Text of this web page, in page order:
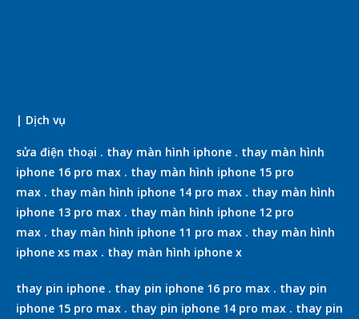
| Dịch vụ
sửa điện thoại . thay màn hình iphone . thay màn hình
iphone 16 pro max . thay màn hình iphone 15 pro
max . thay màn hình iphone 14 pro max . thay màn hình
iphone 13 pro max . thay màn hình iphone 12 pro
max . thay màn hình iphone 11 pro max . thay màn hình
iphone xs max . thay màn hình iphone x
thay pin iphone . thay pin iphone 16 pro max . thay pin
iphone 15 pro max . thay pin iphone 14 pro max . thay pin